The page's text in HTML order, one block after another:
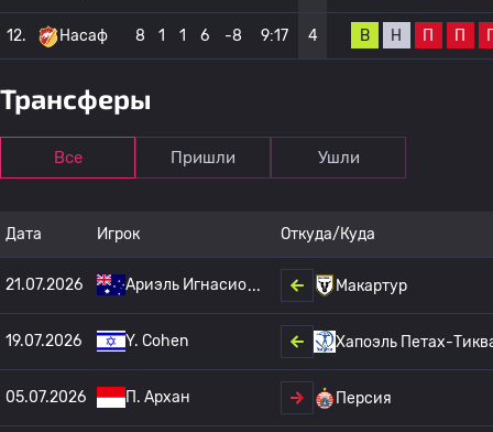
12. Насаф 8 1 1 6 -8 9:17 4 В Н П П
Трансферы
Все Пришли Ушли
Дата Игрок Откуда/Куда
21.07.2026 Ариэль Игнасио Макартур
19.07.2026 Y. Cohen Хапоэль Петах-
05.07.2026 П. Архан Персия